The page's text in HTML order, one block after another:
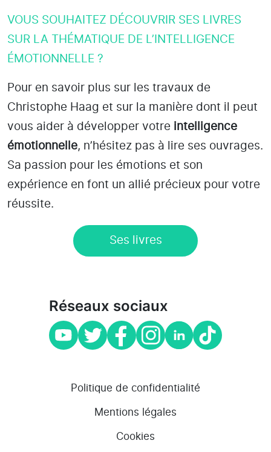
VOUS SOUHAITEZ DÉCOUVRIR SES LIVRES
SUR LA THÉMATIQUE DE L’INTELLIGENCE
ÉMOTIONNELLE ?
Pour en savoir plus sur les travaux de
Christophe Haag et sur la manière dont il peut
vous aider à développer votre intelligence
émotionnelle, n’hésitez pas à lire ses ouvrages.
Sa passion pour les émotions et son
expérience en font un allié précieux pour votre
réussite.
Ses livres
Réseaux sociaux
Politique de confidentialité
Mentions légales
Cookies